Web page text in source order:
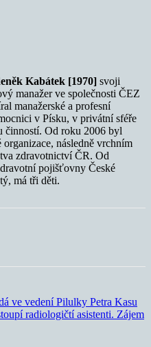
Kabátek [1970] svoji
manažer ve společnosti ČEZ
manažerské a profesní
v Písku, v privátní sféře
činností. Od roku 2006 byl
následně vrchním
zdravotnictví ČR. Od
pojišťovny České
má tři děti.
ve vedení Pilulky Petra Kasu
radiologičtí asistenti. Zájem